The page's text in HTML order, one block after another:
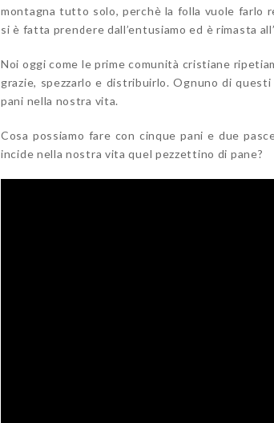
montagna tutto solo, perchè la folla vuole farlo
si è fatta prendere dall’entusiamo ed è rimasta
Noi oggi come le prime comunità cristiane
grazie, spezzarlo e distribuirlo. Ognuno di
pani nella nostra vita.
Cosa possiamo fare con cinque pani e due
incide nella nostra vita quel pezzettino di pane?